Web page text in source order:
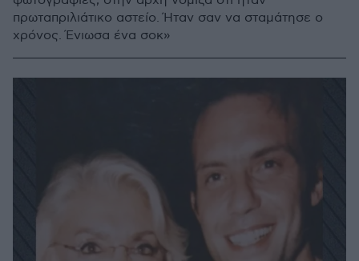
πρωταπριλιάτικο αστείο. Ήταν σαν να σταμάτησε ο
χρόνος. Ένιωσα ένα σοκ»